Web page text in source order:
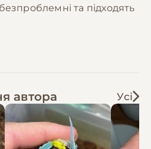
та підходять
для ваших
автора Усі